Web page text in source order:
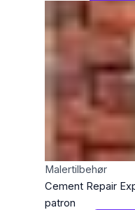
Malertilbehør
Cement Repair
patron